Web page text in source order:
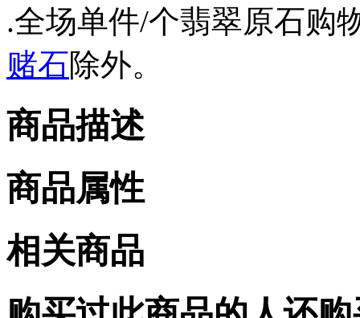
.全场单件/个翡翠原石购
赌石除外。
商品描述
商品属性
相关商品